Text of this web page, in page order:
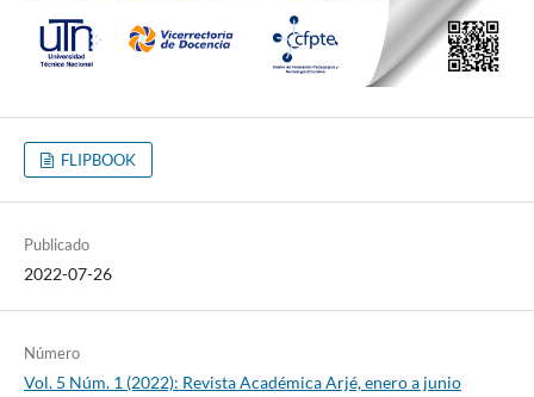
FLIPBOOK
Publicado
2022-07-26
Número
Vol. 5 Núm. 1 (2022): Revista Académica Arjé, enero a junio